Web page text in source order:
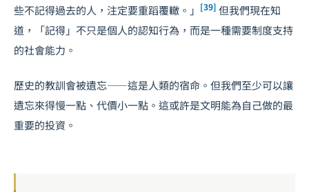
些不記得過去的人，注定要重蹈覆轍。」 [39] 但我們現在知
道，「記得」不只是個人的認知行為，而是一種需要制度支持
的社會能力。
歷史的教訓會被遺忘——這是人類的宿命。但我們至少可以讓
遺忘來得慢一點、代價小一點。這或許是文明能為自己做的最
重要的投資。